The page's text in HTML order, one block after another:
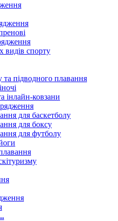
видів спорту
та підводного плавання
інлайн-ковзани
для баскетболу
для боксу
для футболу